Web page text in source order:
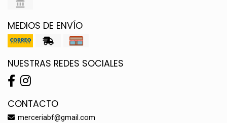
MEDIOS DE ENVÍO
NUESTRAS REDES SOCIALES
CONTACTO
merceriabf@gmail.com